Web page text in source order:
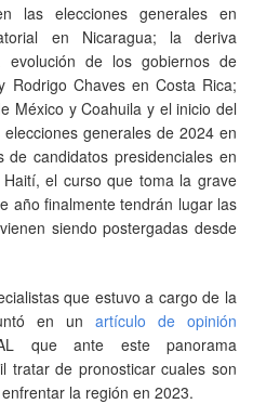
elecciones generales en
en Nicaragua; la deriva
de los gobiernos de
Rodrigo Chaves en Costa Rica;
México y Coahuila y el inicio del
generales de 2024 en
de candidatos presidenciales en
el curso que toma la grave
año finalmente tendrán lugar las
siendo postergadas desde
que estuvo a cargo de la
en un artículo de opinión
que ante este panorama
tratar de pronosticar cuales son
la región en 2023.